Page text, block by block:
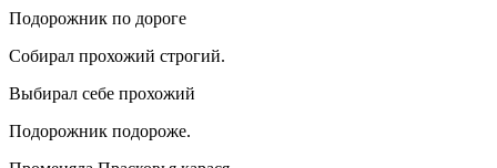
Подорожник по дороге
Собирал прохожий строгий.
Выбирал себе прохожий
Подорожник подороже.